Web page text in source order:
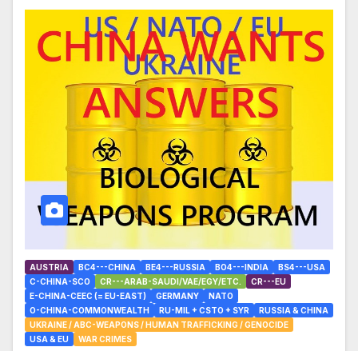
AUSTRIA BC4---CHINA BE4---RUSSIA BO4---INDIA
BS4---USA
C-CHINA-SCO
CR---ARAB-SAUDI/VAE/EGY/ETC.
CR---EU
E-CHINA-CEEC (= EU-EAST)
GERMANY
NATO
O-CHINA-COMMONWEALTH
RU-MIL + CSTO + SYR
RUSSIA & CHINA
UKRAINE / ABC-WEAPONS / HUMAN TRAFFICKING / GENOCIDE
USA & EU
WAR CRIMES